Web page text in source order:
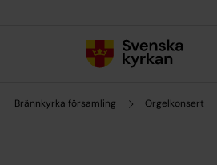
Brännkyrka församling Orgelkonsert